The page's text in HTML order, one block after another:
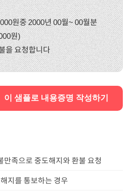
원중 2000년 00월~ 00월분
원)
을 요청합니다
이 샘플로 내용증명 작성하기
만족으로 중도해지와 환불 요청
지를 통보하는 경우